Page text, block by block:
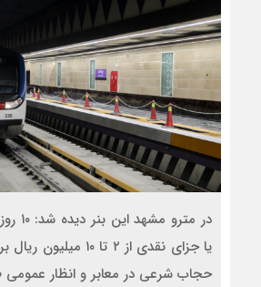
یا جزای نقدی از ۲ تا ۱۰
حجاب شرعی در معابر و انظار عمومی